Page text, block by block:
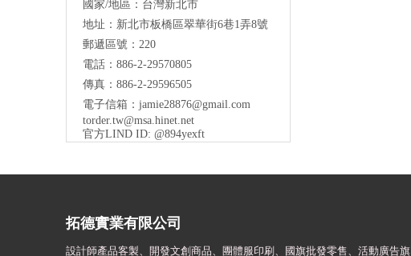
國家/地區：台灣新北市
地址：新北市板橋區翠華街6巷1弄8號
郵遞區號：220
電話：886-2-29570805
傳真：886-2-29596505
電子信箱： jamie28876@gmail.com
torder.tw@msa.hinet.net
官方LIND ID: @894yexft
拓德實業有限公司
設計師產品客製、開發文創商品、團體服印刷、 國旗批發零售、活動廣告旗